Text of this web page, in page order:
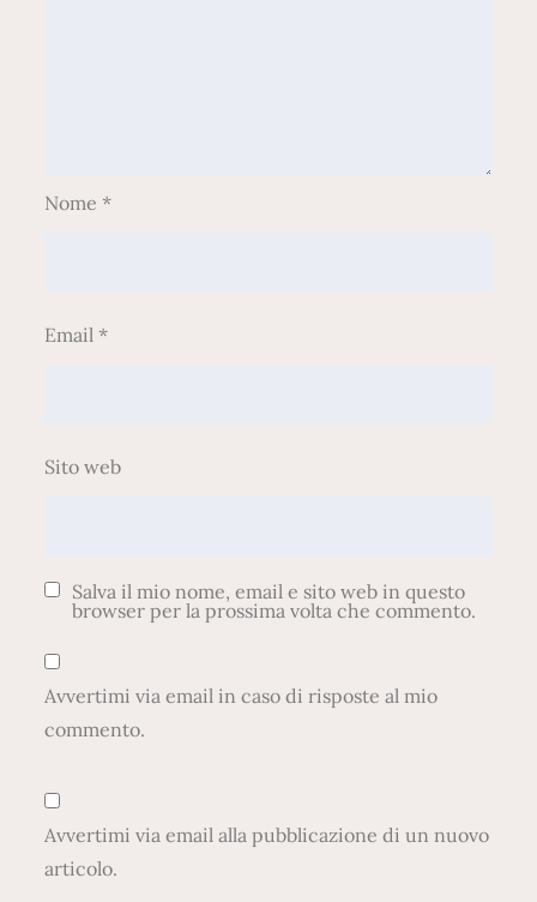
Nome*
Email*
Sito web
Salva il mio nome, email e sito web in questo
browser per la prossima volta che commento.
Avvertimi via email in caso di risposte al mio
commento.
Avvertimi via email alla pubblicazione di un nuovo
articolo.